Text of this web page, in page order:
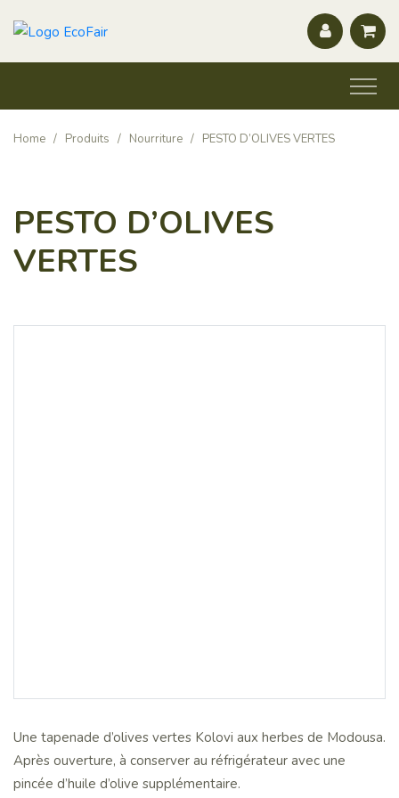
Home / Produits / Nourriture / PESTO D’OLIVES VERTES
PESTO D’OLIVES
VERTES
Une tapenade d’olives vertes Kolovi aux herbes de Modousa.
Après ouverture, à conserver au réfrigérateur avec une
pincée d’huile d’olive supplémentaire.